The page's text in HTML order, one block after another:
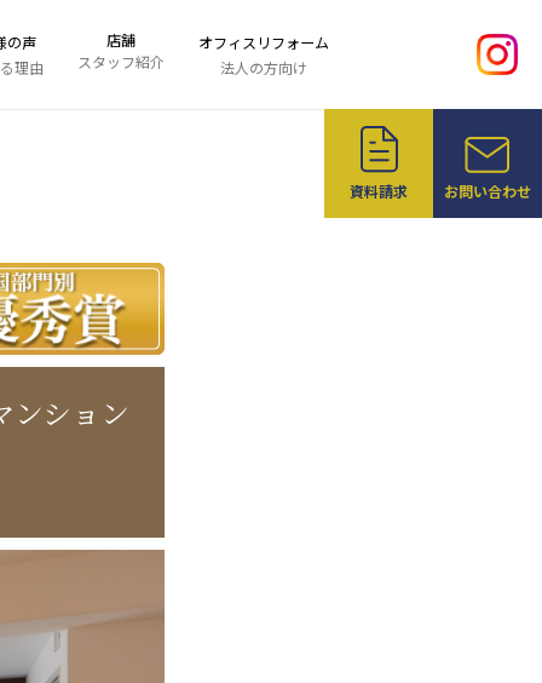
の声
理由
店舗
スタッフ紹介
オフィスリフォーム
法人の方向け
資料請求 お問い合わせ
ンション